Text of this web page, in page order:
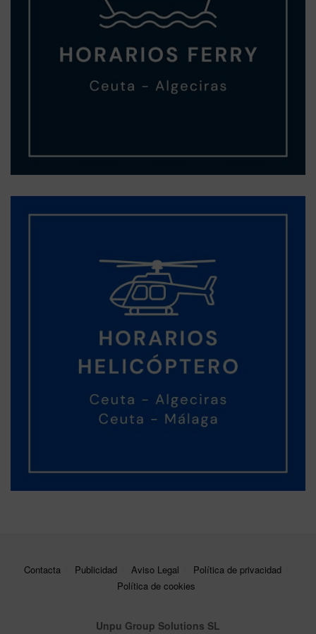
Contacta Publicidad Aviso Legal
Política de privacidad
Política de cookies
Unpu Group Solutions SL